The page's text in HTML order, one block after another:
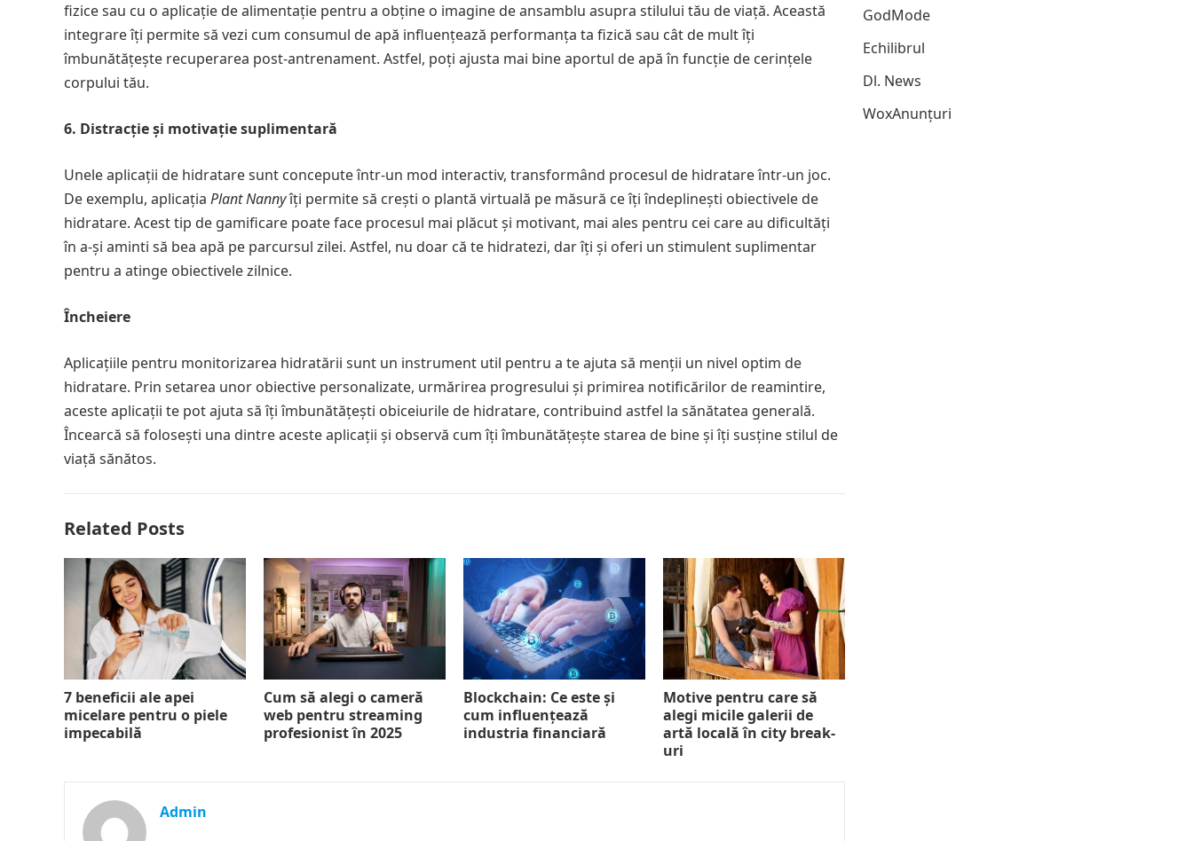
fizice sau cu o aplicație de alimentație pentru a obține o imagine de ansamblu asupra stilului tău de viață. Această
integrare îți permite să vezi cum consumul de apă influențează performanța ta fizică sau cât de mult îți
îmbunătățește recuperarea post-antrenament. Astfel, poți ajusta mai bine aportul de apă în funcție de cerințele
corpului tău.
6. Distracție și motivație suplimentară
Unele aplicații de hidratare sunt concepute într-un mod interactiv, transformând procesul de hidratare într-un joc.
De exemplu, aplicația Plant Nannyîți permite să crești o plantă virtuală pe măsură ce îți îndeplinești obiectivele de
hidratare. Acest tip de gamificare poate face procesul mai plăcut și motivant, mai ales pentru cei care au dificultăți
în a-și aminti să bea apă pe parcursul zilei. Astfel, nu doar că te hidratezi, dar îți și oferi un stimulent suplimentar
pentru a atinge obiectivele zilnice.
Încheiere
Aplicațiile pentru monitorizarea hidratării sunt un instrument util pentru a te ajuta să menții un nivel optim de
hidratare. Prin setarea unor obiective personalizate, urmărirea progresului și primirea notificărilor de reamintire,
aceste aplicații te pot ajuta să îți îmbunătățești obiceiurile de hidratare, contribuind astfel la sănătatea generală.
Încearcă să folosești una dintre aceste aplicații și observă cum îți îmbunătățește starea de bine și îți susține stilul de
viață sănătos.
Related Posts
7 beneficii ale apei
micelare pentru o piele
impecabilă
Cum să alegi o cameră
web pentru streaming
profesionist în 2025
Blockchain: Ce este și
cum influențează
industria financiară
Motive pentru care să
alegi micile galerii de
artă locală în city break-
uri
Admin
GodMode
Echilibrul
Dl. News
WoxAnunțuri